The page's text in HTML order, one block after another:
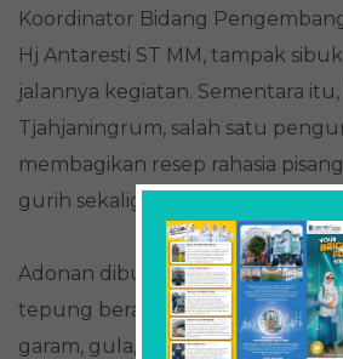
Koordinator Bidang
Hj Antaresti ST MM, tampak
jalannya kegiatan. Sementara
Tjahjaningrum, salah satu
membagikan resep rahasia
gurih sekaligus empuk.
Adonan dibuat dari pisang,
tepung beras, blue band cair,
garam, gula, dan ragi instan.